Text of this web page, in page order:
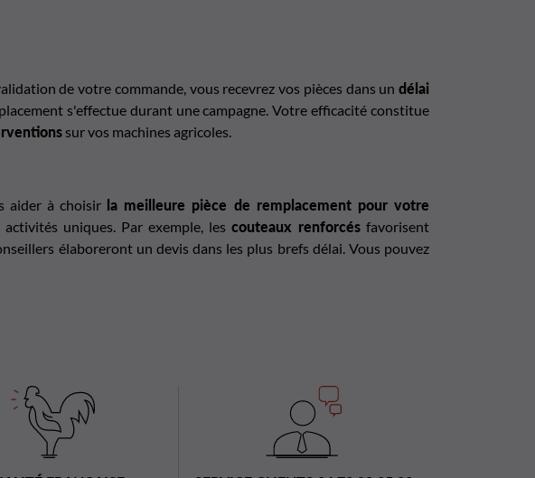
de votre commande, vous recevrez vos pièces dans un délai
s'effectue durant une campagne. Votre efficacité constitue
sur vos machines agricoles.
aider à choisir la meilleure pièce de remplacement pour votre
uniques. Par exemple, lescouteaux renforcés favorisent
élaboreront un devis dans les plus brefs délai. Vous pouvez